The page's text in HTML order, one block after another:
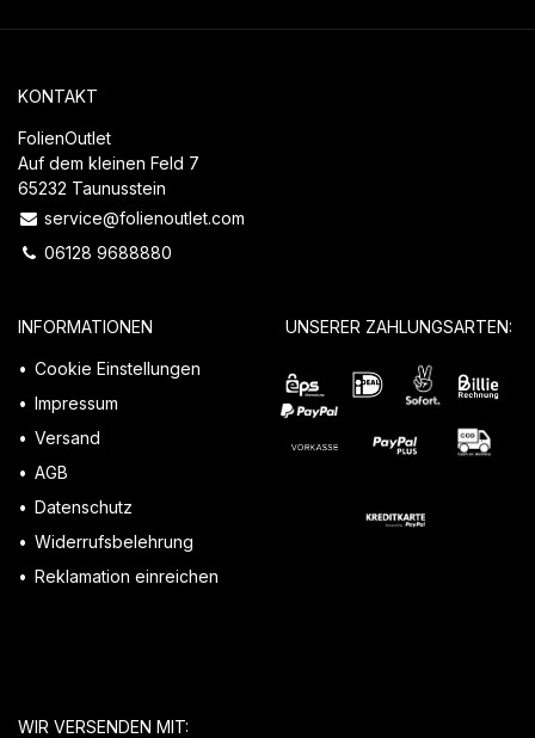
KONTAKT
FolienOutlet
Auf dem kleinen Feld 7
65232 Taunusstein
service@folienoutlet.com
06128 9688880
INFORMATIONEN
Cookie Einstellungen
Impressum
Versand
AGB
Datenschutz
Widerrufsbelehrung
Reklamation einreichen
UNSERER ZAHLUNGSARTEN:
WIR VERSENDEN MIT: